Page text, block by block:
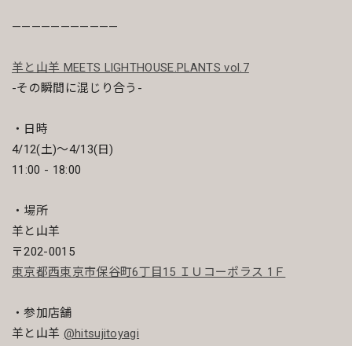
———————————
羊と山羊 MEETS LIGHTHOUSE.PLANTS vol.7
-その瞬間に混じり合う-
・日時
4/12(土)〜4/13(日)
11:00 - 18:00
・場所
羊と山羊
〒202-0015
東京都西東京市保谷町6丁目15 ＩＵコーポラス 1Ｆ
・参加店舗
羊と山羊 @hitsujitoyagi